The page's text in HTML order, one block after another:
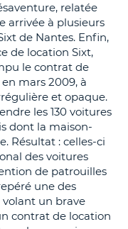
relatée
arrivée à plusieurs
de Nantes. Enfin,
de location Sixt,
le contrat de
mars 2009, à
et opaque.
les 130 voitures
dont la maison-
Résultat : celles-ci
des voitures
de patrouilles
une des
un brave
contrat de location